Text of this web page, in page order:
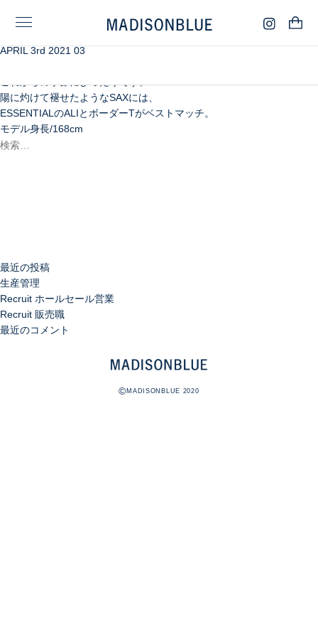
APRIL 3rd 2021 03
3色のバックベルト付きのバックサテンワーク
陽に灼けて褪せたようなSAXには、
ESSENTIALのALIとボーダーTがベストマッチ。
モデル身長/168cm
検
最近の投稿
生産管理
Recruit ホールセール営業
Recruit 販売職
最近のコメント
©MADISONBLUE 2020